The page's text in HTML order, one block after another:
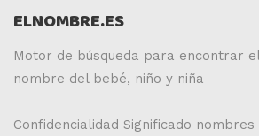
ELNOMBRE.ES
Motor de búsqueda para encontrar el
nombre del bebé, niño y niña
Confidencialidad Significado nombres